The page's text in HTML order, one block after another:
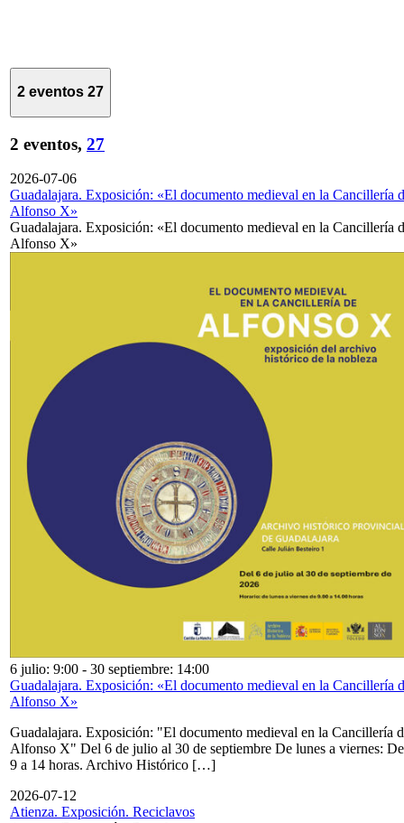
2 eventos 27
2 eventos, 27
2026-07-06
Guadalajara. Exposición: «El documento medieval en la Cancillería
Alfonso X»
Guadalajara. Exposición: «El documento medieval en la Cancillería
Alfonso X»
6 julio: 9:00 - 30 septiembre: 14:00
Guadalajara. Exposición: «El documento medieval en la Cancillería
Alfonso X»
Guadalajara. Exposición: "El documento medieval en la Cancillería
Alfonso X" Del 6 de julio al 30 de septiembre De lunes a viernes: De
9 a 14 horas. Archivo Histórico […]
2026-07-12
Atienza. Exposición. Reciclavos